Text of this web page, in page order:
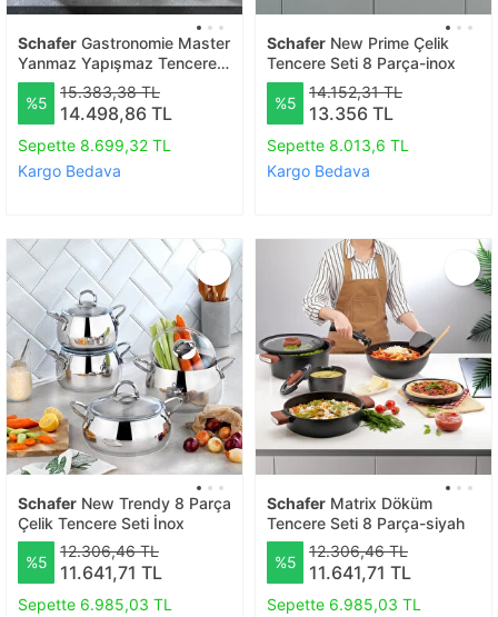
Schafer Gastronomie Master
Yanmaz Yapışmaz Tencere
Seti
%5
15.383,38 TL
14.498,86 TL
Sepette 8.699,32 TL
Kargo Bedava
Schafer New Prime Çelik
Tencere Seti 8 Parça-inox
%5
14.152,31 TL
13.356 TL
Sepette 8.013,6 TL
Kargo Bedava
Schafer New Trendy 8 Parça
Çelik Tencere Seti İnox
%5
12.306,46 TL
11.641,71 TL
Sepette 6.985,03 TL
Schafer Matrix Döküm
Tencere Seti 8 Parça-siyah
%5
12.306,46 TL
11.641,71 TL
Sepette 6.985,03 TL